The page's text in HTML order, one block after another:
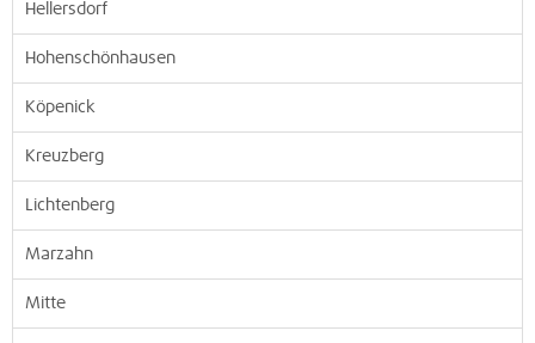
Hellersdorf
Hohenschönhausen
Köpenick
Kreuzberg
Lichtenberg
Marzahn
Mitte